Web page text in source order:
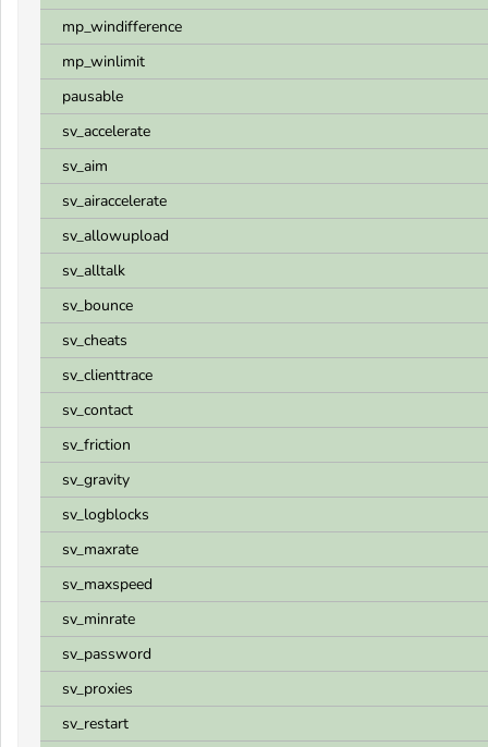
mp_windifference
mp_winlimit
pausable
sv_accelerate
sv_aim
sv_airaccelerate
sv_allowupload
sv_alltalk
sv_bounce
sv_cheats
sv_clienttrace
sv_contact
sv_friction
sv_gravity
sv_logblocks
sv_maxrate
sv_maxspeed
sv_minrate
sv_password
sv_proxies
sv_restart